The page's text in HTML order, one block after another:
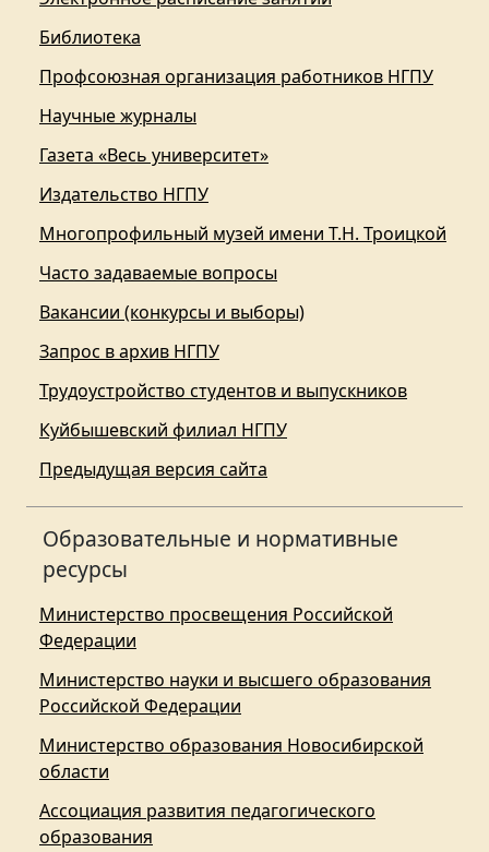
Библиотека
Профсоюзная организация работников НГПУ
Научные журналы
Газета «Весь университет»
Издательство НГПУ
Многопрофильный музей имени Т.Н. Троицкой
Часто задаваемые вопросы
Вакансии (конкурсы и выборы)
Запрос в архив НГПУ
Трудоустройство студентов и выпускников
Куйбышевский филиал НГПУ
Предыдущая версия сайта
Образовательные и нормативные
ресурсы
Министерство просвещения Российской
Федерации
Министерство науки и высшего образования
Российской Федерации
Министерство образования Новосибирской
области
Ассоциация развития педагогического
образования